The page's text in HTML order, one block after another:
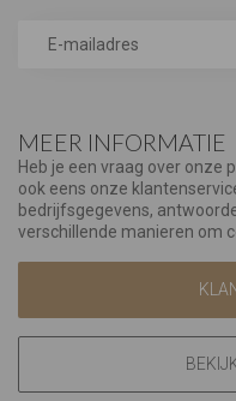
MEER INFORMATIE
Heb je een vraag over onze
ook eens onze
bedrijfsgegevens,
verschillende manieren om